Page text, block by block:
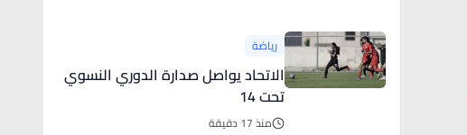
رياضة
الاتحاد يواصل صدارة الدوري النسوي
تحت 14
منذ 17 دقيقة